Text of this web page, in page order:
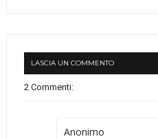
LASCIA UN COMMENTO
2 Commenti:
Anonimo